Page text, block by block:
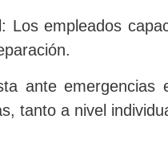
Los empleados
ante
tanto a nivel